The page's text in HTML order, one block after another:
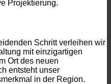
Projektierung.
Schritt verleihen wir
mit einzigartigen
Ort des neuen
entsteht unser
in der Region.